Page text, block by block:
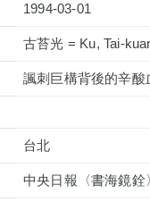
1994-03-01
古苔光 = Ku, Tai-
諷刺巨構背後的辛
台北
中央日報〈書海鏡銓